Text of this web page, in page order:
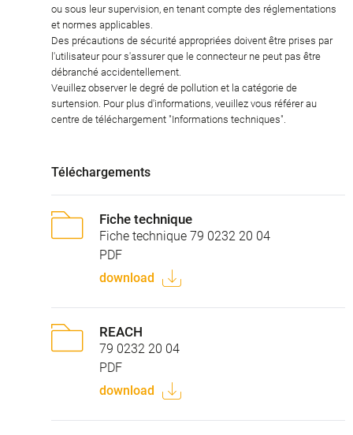
ou sous leur supervision, en tenant compte des réglementations
et normes applicables.
Des précautions de sécurité appropriées doivent être prises par
l'utilisateur pour s'assurer que le connecteur ne peut pas être
débranché accidentellement.
Veuillez observer le degré de pollution et la catégorie de
surtension. Pour plus d'informations, veuillez vous référer au
centre de téléchargement "Informations techniques".
Téléchargements
Fiche technique
Fiche technique 79 0232 20 04
PDF
download
REACH
79 0232 20 04
PDF
download